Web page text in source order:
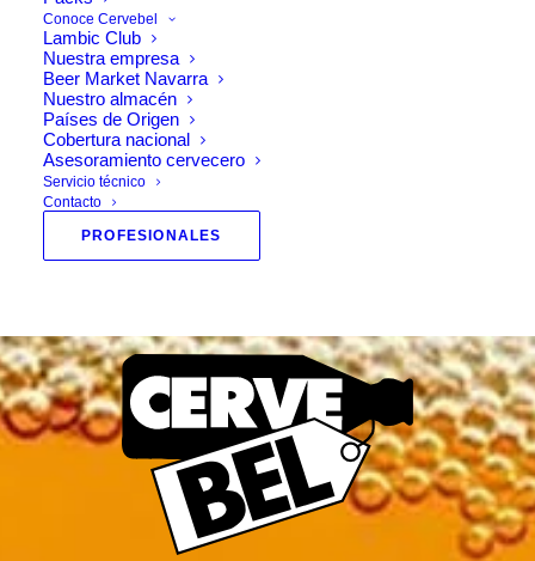
Conoce Cervebel
Lambic Club
Nuestra empresa
Beer Market Navarra
Nuestro almacén
Países de Origen
Cobertura nacional
Asesoramiento cervecero
Servicio técnico
Contacto
PROFESIONALES
Nada Encontrado
Parece que no podemos encontrar lo que estamos
buscando. Tal vez la búsqueda puede ayudar.